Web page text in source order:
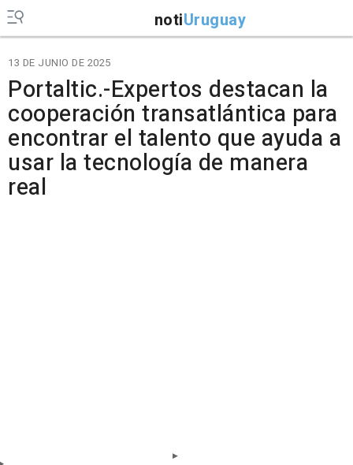
notiUruguay
13 DE JUNIO DE 2025
Portaltic.-Expertos destacan la
cooperación transatlántica para
encontrar el talento que ayuda a
usar la tecnología de manera
real